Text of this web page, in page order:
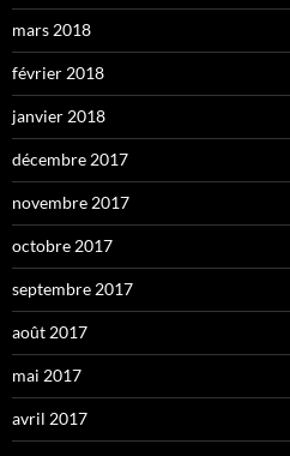
mars 2018
février 2018
janvier 2018
décembre 2017
novembre 2017
octobre 2017
septembre 2017
août 2017
mai 2017
avril 2017